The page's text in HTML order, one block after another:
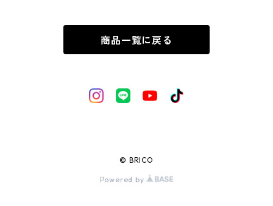
商品一覧に戻る
© BRICO
Powered by